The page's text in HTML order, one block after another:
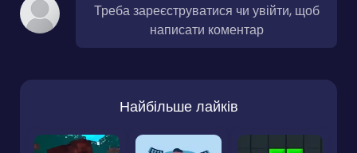
Треба зареєструватися чи увійти, щоб
написати коментар
Найбільше лайків